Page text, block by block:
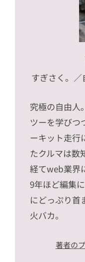
すぎさく。
究極の自由人
ツーを学びつ
ーキット走行
たクルマは
経てweb業界
9年ほど編集
にどっぷり首
火バカ。
著者の